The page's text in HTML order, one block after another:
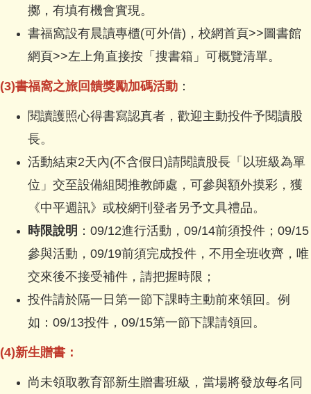
擲，有填有機會實現。
書福窩設有晨讀專櫃(可外借)，校網首頁>>圖書館
網頁>>左上角直接按「搜書箱」可概覽清單。
(3)書福窩之旅回饋獎勵加碼活動 ：
閱讀護照心得書寫認真者，歡迎主動投件予閱讀股
長。
活動結束2天內(不含假日)請閱讀股長「以班級為單
位」交至設備組閱推教師處，可參與額外摸彩，獲
《中平週訊》或校網刊登者另予文具禮品。
時限說明 ：09/12進行活動，09/14前須投件；09/15
參與活動，09/19前須完成投件，不用全班收齊，唯
交來後不接受補件，請把握時限；
投件請於隔一日第一節下課時主動前來領回。例
如：09/13投件，09/15第一節下課請領回。
(4)新生贈書：
尚未領取教育部新生贈書班級，當場將發放每名同